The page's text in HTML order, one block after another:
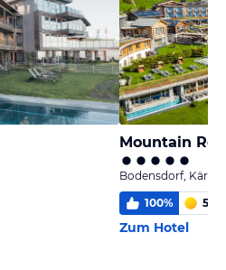
Mountain
Bodensdorf,
100% 5,9
Zum Hotel